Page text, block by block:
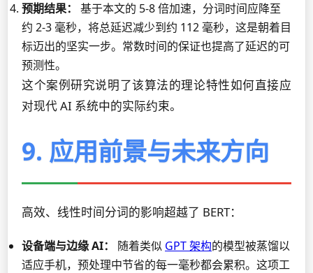
预期结果：
基于本文的 5-8 倍加速，分词时间应降至
约 2-3 毫秒，将总延迟减少到约 112 毫秒，这是朝着目
标迈出的坚实一步。常数时间的保证也提高了延迟的可
预测性。
这个案例研究说明了该算法的理论特性如何直接应
对现代 AI 系统中的实际约束。
9. 应用前景与未来方向
高效、线性时间分词的影响超越了 BERT：
设备端与边缘 AI： 随着类似 GPT 架构的模型被蒸馏以
适应手机，预处理中节省的每一毫秒都会累积。这项工